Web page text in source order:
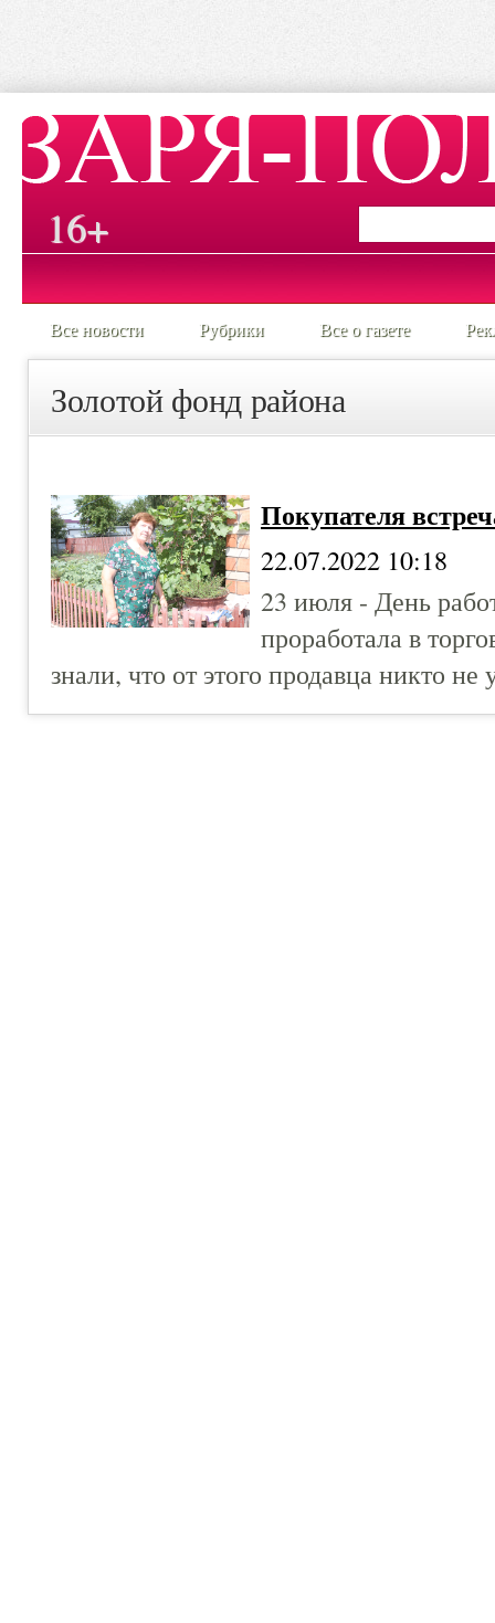
16+
Все новости Рубрики Все о газете
Золотой фонд района
Покупателя
22.07.2022 10:18
23 июля - День
проработала в
знали, что от этого продавца никто не